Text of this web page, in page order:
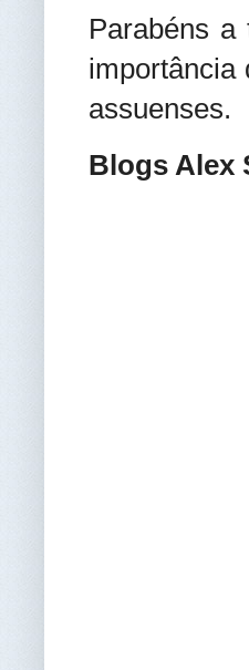
Parabéns
importância
assuenses.
Blogs Alex